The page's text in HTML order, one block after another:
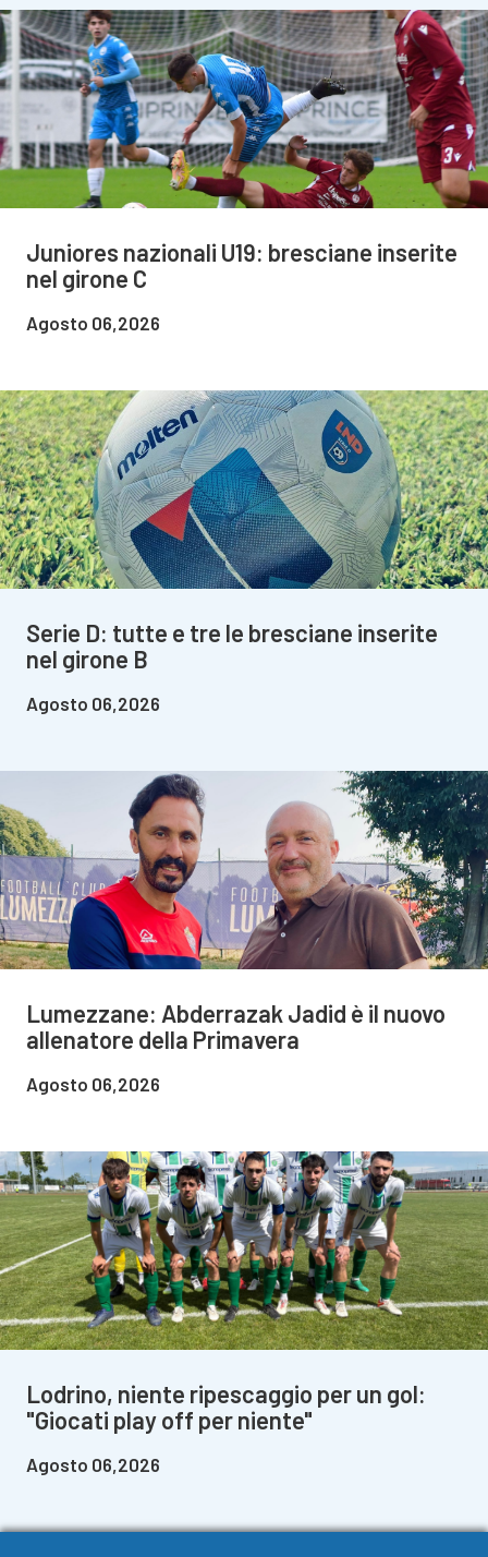
Juniores nazionali U19: bresciane inserite
nel girone C
Agosto 06,2026
Serie D: tutte e tre le bresciane inserite
nel girone B
Agosto 06,2026
Lumezzane: Abderrazak Jadid è il nuovo
allenatore della Primavera
Agosto 06,2026
Lodrino, niente ripescaggio per un gol:
"Giocati play off per niente"
Agosto 06,2026